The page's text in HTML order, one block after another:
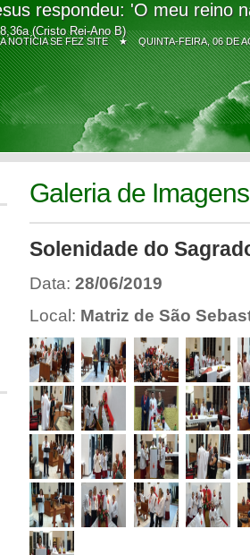
respondeu: 'O meu reino
(Cristo Rei-Ano B)
NOTÍCIA SE FEZ SITE ★QUINTA-FEIRA, 06 DE
Galeria de Imagens
Solenidade do
Data: 28/06/2019
Local: Matriz de São